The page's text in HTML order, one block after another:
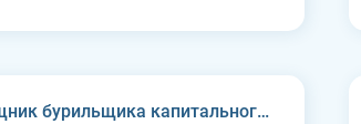
Помощник бурильщика капитального ремонта скважин (КРС)